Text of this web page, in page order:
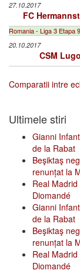
27.10.2017
FC
Romania - Liga 3 Etapa 9
20.10.2017
CSM
Comparatii intre
Ultimele stiri
Gianni
de la Rabat
Beşiktaş
renunțat la
Real
Diomandé
Gianni
de la Rabat
Beşiktaş
renunțat la
Real
Diomandé